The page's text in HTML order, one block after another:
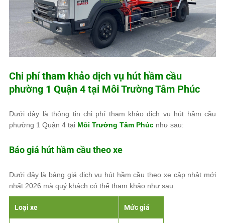
Chi phí tham khảo dịch vụ hút hầm cầu
phường 1 Quận 4 tại Môi Trường Tâm Phúc
Dưới đây là thông tin chi phí tham khảo dịch vụ hút hầm cầu
phường 1 Quận 4 tại Môi Trường Tâm Phúc như sau:
Báo giá hút hầm cầu theo xe
Dưới đây là bảng giá dịch vụ hút hầm cầu theo xe cập nhật mới
nhất 2026 mà quý khách có thể tham khảo như sau:
Loại xe Mức giá